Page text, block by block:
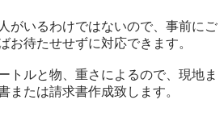
がいるわけではないので、事前にご
お待たせせずに対応できます。
トルと物、重さによるので、現地ま
または請求書作成致します。